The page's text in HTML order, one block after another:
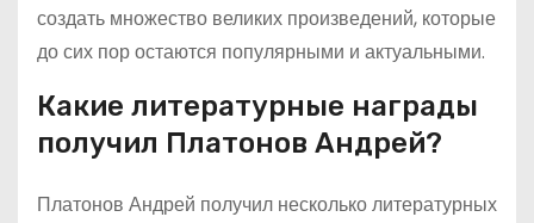
создать множество великих произведений, которые
до сих пор остаются популярными и актуальными.
Какие литературные награды
получил Платонов Андрей?
Платонов Андрей получил несколько литературных